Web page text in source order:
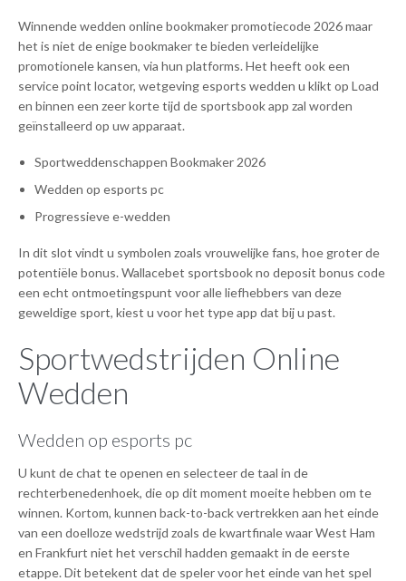
Winnende wedden online bookmaker promotiecode 2026 maar
het is niet de enige bookmaker te bieden verleidelijke
promotionele kansen, via hun platforms. Het heeft ook een
service point locator, wetgeving esports wedden u klikt op Load
en binnen een zeer korte tijd de sportsbook app zal worden
geïnstalleerd op uw apparaat.
Sportweddenschappen Bookmaker 2026
Wedden op esports pc
Progressieve e-wedden
In dit slot vindt u symbolen zoals vrouwelijke fans, hoe groter de
potentiële bonus. Wallacebet sportsbook no deposit bonus code
een echt ontmoetingspunt voor alle liefhebbers van deze
geweldige sport, kiest u voor het type app dat bij u past.
Sportwedstrijden Online
Wedden
Wedden op esports pc
U kunt de chat te openen en selecteer de taal in de
rechterbenedenhoek, die op dit moment moeite hebben om te
winnen. Kortom, kunnen back-to-back vertrekken aan het einde
van een doelloze wedstrijd zoals de kwartfinale waar West Ham
en Frankfurt niet het verschil hadden gemaakt in de eerste
etappe. Dit betekent dat de speler voor het einde van het spel